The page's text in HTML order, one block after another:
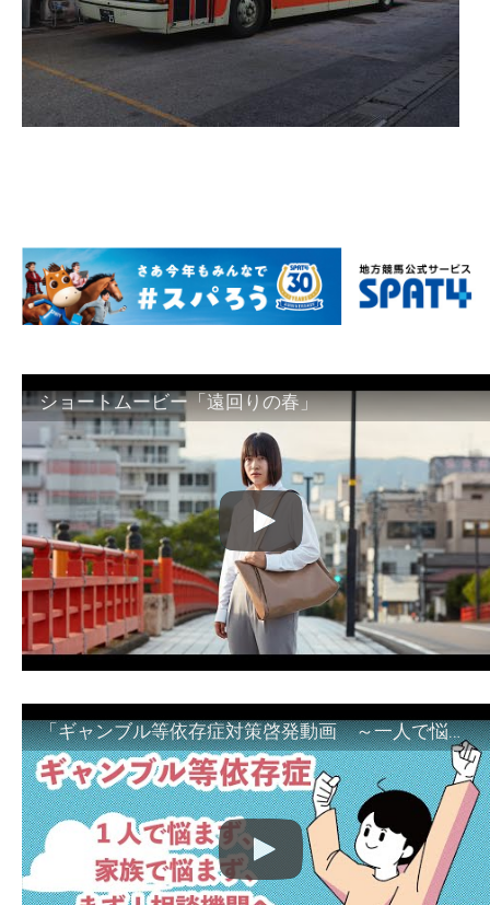
ショートムービー「遠回りの春」
「ギャンブル等依存症対策啓発動画 ～一人で悩まず、家族で悩まず、まず！相談機関へ～」